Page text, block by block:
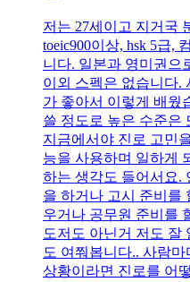
저는 27세이고 지거국
toeic900이상, hsk 5급,
니다. 일본과 영미권으
이외 스펙은 없습니다.
가 좋아서 이렇게 배웠
쓸 정도로 높은 수준은
지금에서야 진로 고민
능을 사용하며 일하게
하는 생각도 들어서요.
을 하거나 고시 준비를
우거나 공무원 준비를
도저도 아닌거 저도 잘
도 여쭤봅니다.. 사람
상황이라면 진로를 어